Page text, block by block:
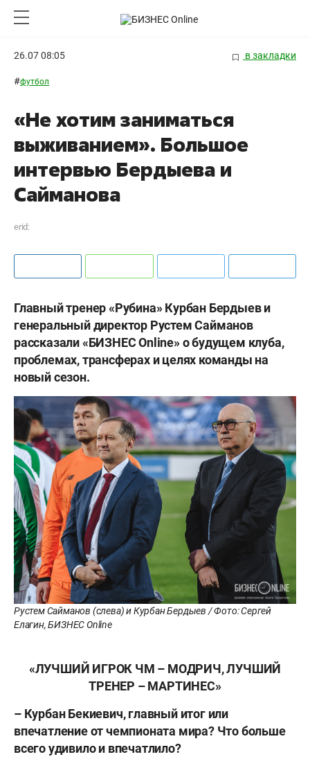
26.07 08:05 в закладки
#футбол
«Не хотим заниматься
выживанием». Большое
интервью Бердыева и
Сайманова
erid:
Главный тренер «Рубина» Курбан Бердыев и
генеральный директор Рустем Сайманов
рассказали «БИЗНЕС Online» о будущем клуба,
проблемах, трансферах и целях команды на
новый сезон.
Рустем Сайманов (слева) и Курбан Бердыев / Фото: Сергей
Елагин, БИЗНЕС Online
«ЛУЧШИЙ ИГРОК ЧМ – МОДРИЧ, ЛУЧШИЙ
ТРЕНЕР – МАРТИНЕС»
– Курбан Бекиевич, главный итог или
впечатление от чемпионата мира? Что больше
всего удивило и впечатлило?